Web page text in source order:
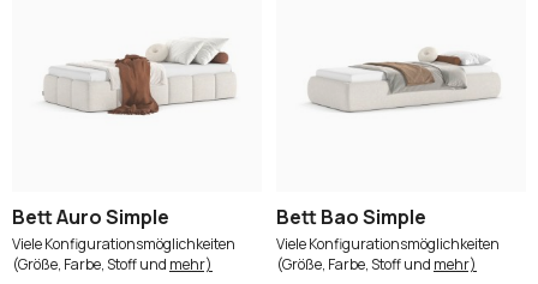
Bett Auro Simple
Viele Konfigurationsmöglichkeiten
(Größe, Farbe, Stoff und mehr)
Bett Bao Simple
Viele Konfigurationsmöglichkeiten
(Größe, Farbe, Stoff und mehr)